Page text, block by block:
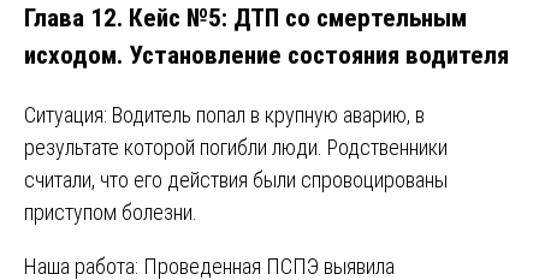
Глава 12. Кейс №5: ДТП со смертельным
исходом. Установление состояния водителя
Ситуация: Водитель попал в крупную аварию, в
результате которой погибли люди. Родственники
считали, что его действия были спровоцированы
приступом болезни.
Наша работа: Проведенная ПСПЭ выявила